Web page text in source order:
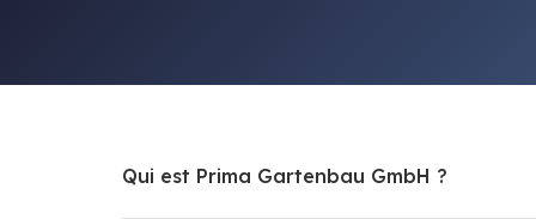
Qui est Prima Gartenbau GmbH ?